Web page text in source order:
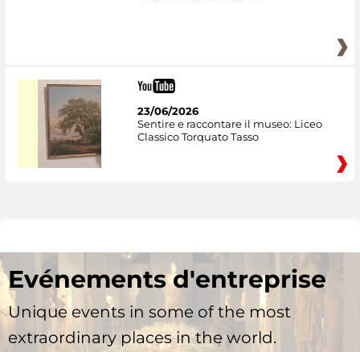
23/06/2026
Sentire e raccontare il museo: Liceo
Classico Torquato Tasso
Evénements d'entreprise
Unique events in some of the most
extraordinary places in the world.